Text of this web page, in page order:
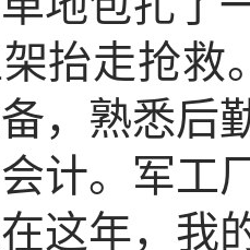
抬走抢救
，熟悉后
计。军工
这年，我